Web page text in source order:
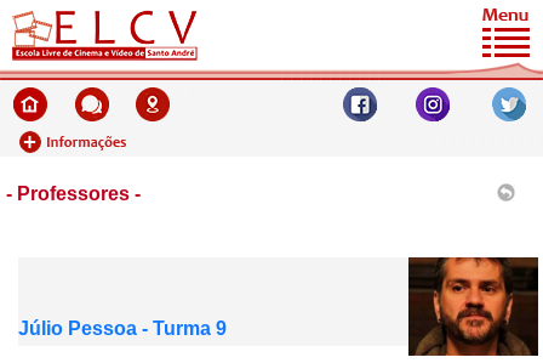
- Professores -
Júlio Pessoa - Turma 9